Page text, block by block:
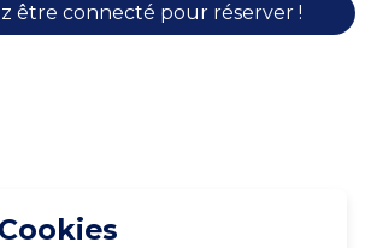
être connecté pour réserver !